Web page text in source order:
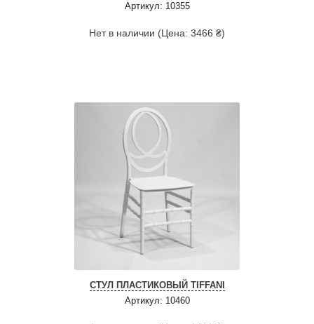
Артикул: 10355
Нет в наличии (Цена: 3466 ₴)
СТУЛ ПЛАСТИКОВЫЙ TIFFANI
Артикул: 10460